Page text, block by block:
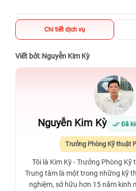
Chi tiết dịch vụ
Viết bởi: Nguyễn Kim Kỳ
Nguyễn Kim Kỳ Đã
Trưởng Phòng Kỹ thuật
Tôi là Kim Kỳ - Trưởng Phòng
Trung tâm là một trong những kỹ
nghiệm, sở hữu hơn 15 năm kinh